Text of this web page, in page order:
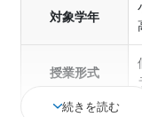
対象学年
授業形式
続きを読む